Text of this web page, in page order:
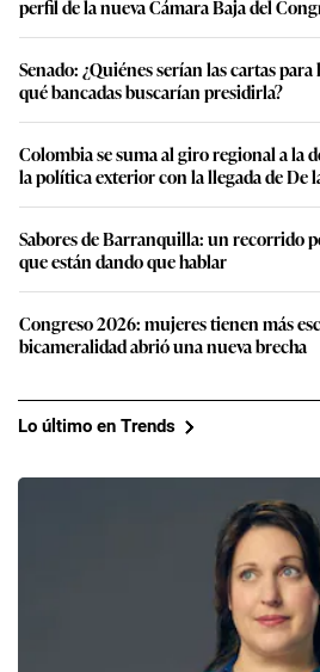
perfil de la nueva Cámara Baja del
Senado: ¿Quiénes serían las cartas
qué bancadas buscarían presidirla?
Colombia se suma al giro regional a la
la política exterior con la llegada de De
Sabores de Barranquilla: un recorrido
que están dando que hablar
Congreso 2026: mujeres tienen más
bicameralidad abrió una nueva brecha
Lo último en Trends